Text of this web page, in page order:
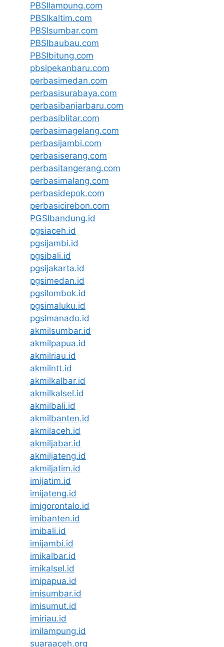
PBSIlampung.com
PBSIkaltim.com
PBSIsumbar.com
PBSIbaubau.com
PBSIbitung.com
pbsipekanbaru.com
perbasimedan.com
perbasisurabaya.com
perbasibanjarbaru.com
perbasiblitar.com
perbasimagelang.com
perbasijambi.com
perbasiserang.com
perbasitangerang.com
perbasimalang.com
perbasidepok.com
perbasicirebon.com
PGSIbandung.id
pgsiaceh.id
pgsijambi.id
pgsibali.id
pgsijakarta.id
pgsimedan.id
pgsilombok.id
pgsimaluku.id
pgsimanado.id
akmilsumbar.id
akmilpapua.id
akmilriau.id
akmilntt.id
akmilkalbar.id
akmilkalsel.id
akmilbali.id
akmilbanten.id
akmilaceh.id
akmiljabar.id
akmiljateng.id
akmiljatim.id
imijatim.id
imijateng.id
imigorontalo.id
imibanten.id
imibali.id
imijambi.id
imikalbar.id
imikalsel.id
imipapua.id
imisumbar.id
imisumut.id
imiriau.id
imilampung.id
suaraaceh.org